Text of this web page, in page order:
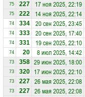
75 227 17 ноя 2025, 22:19
75 222 14 ноя 2025, 22:14
74 334 20 сен 2025, 23:45
74 333 20 сен 2025, 17:40
74 331 19 сен 2025, 22:10
74 20 8 июл 2025, 14:42
73 358 29 июн 2025, 18:00
73 320 17 июн 2025, 22:10
73 227 26 мая 2025, 22:08
73 227 26 мая 2025, 22:08